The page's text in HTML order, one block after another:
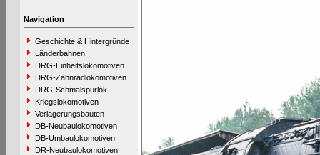
Navigation
Geschichte & Hintergründe
Länderbahnen
DRG-Einheitslokomotiven
DRG-Zahnradlokomotiven
DRG-Schmalspurlok.
Kriegslokomotiven
Verlagerungsbauten
DB-Neubaulokomotiven
DB-Umbaulokomotiven
DR-Neubaulokomotiven